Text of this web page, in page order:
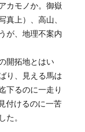
カモノか。御嶽
真上）、高山、
が、地理不案内
開拓地とはい
り、見える馬は
下るのに一走り
付けるのに一苦
た。